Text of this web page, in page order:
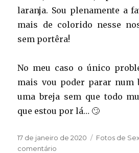
laranja. Sou plenamente a
mais de colorido nesse
sem portêra!
No meu caso o único
mais vou poder parar num
uma breja sem que todo
que estou por lá… 🙄
Publicado
em
17 de janeiro de 2020 Categorias
Fotos de
comentário